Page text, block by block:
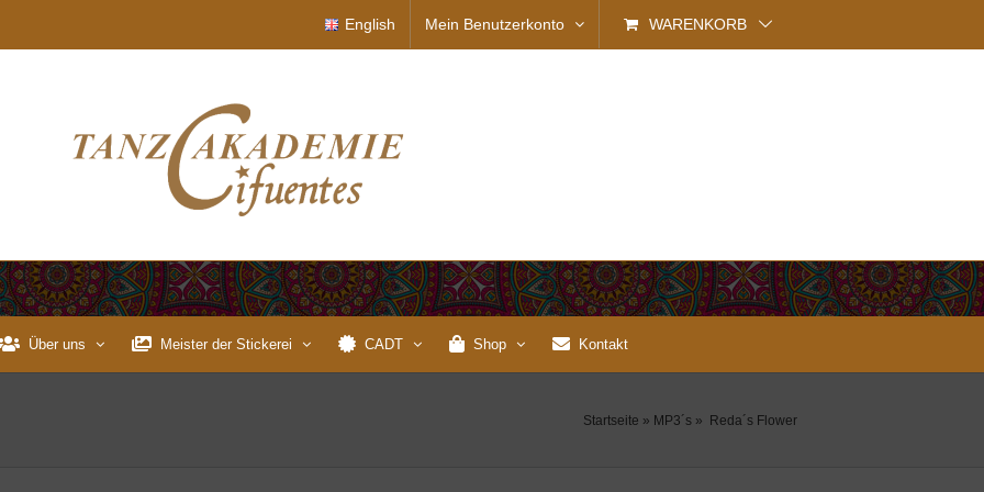
English Mein Benutzerkonto WARENKORB
Über uns Meister der Stickerei CADT Shop Kontakt
Startseite » MP3´s » Reda´s Flower